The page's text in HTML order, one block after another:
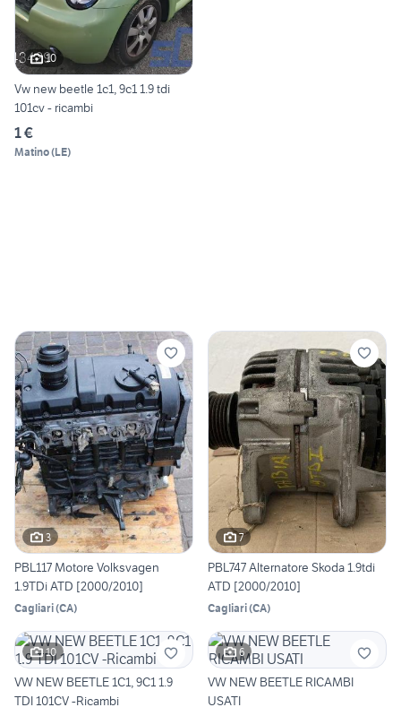
10
Vw new beetle 1c1, 9c1 1.9 tdi
101cv - ricambi
1 €
Matino(LE)
3
PBL117 Motore Volksvagen
1.9TDi ATD [2000/2010]
Cagliari(CA)
7
PBL747 Alternatore Skoda 1.9tdi
ATD [2000/2010]
Cagliari(CA)
10
VW NEW BEETLE 1C1, 9C1 1.9
TDI 101CV -Ricambi
6
VW NEW BEETLE RICAMBI
USATI